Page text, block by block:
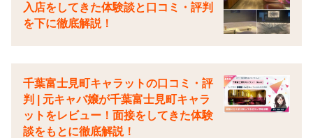
入店をしてきた体験談と口コミ・評判
を下に徹底解説！
千葉富士見町キャラットの口コミ・評
判 | 元キャバ嬢が千葉富士見町キャラ
ットをレビュー！面接をしてきた体験
談をもとに徹底解説！